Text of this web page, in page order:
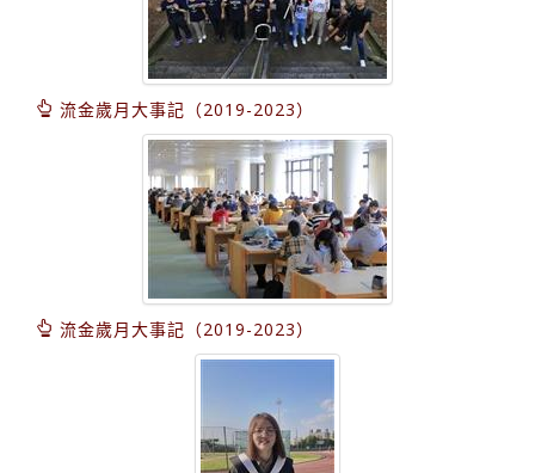
流金歲月大事記（2019-2023）
流金歲月大事記（2019-2023）